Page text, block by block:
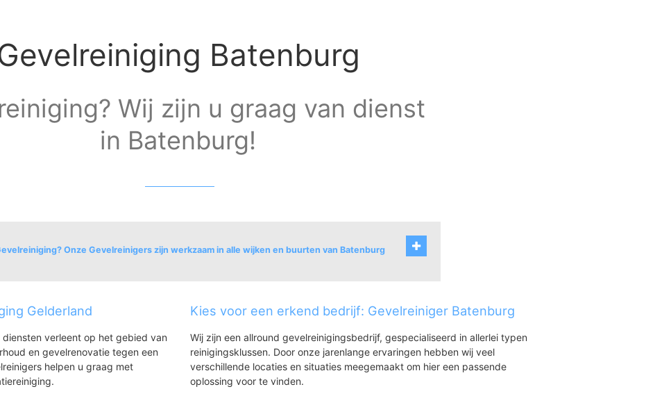
Batenburg
Wij zijn u graag van dienst
in Batenburg!
Onze Gevelreinigers zijn werkzaam in alle wijken en buurten van Batenburg
Gelderland
verleent op het gebied van
en gevelrenovatie tegen een
helpen u graag met
Kies voor een erkend bedrijf: Gevelreiniger Batenburg
Wij zijn een allround gevelreinigingsbedrijf, gespecialiseerd in allerlei typen
reinigingsklussen. Door onze jarenlange ervaringen hebben wij veel
verschillende locaties en situaties meegemaakt om hier een passende
oplossing voor te vinden.